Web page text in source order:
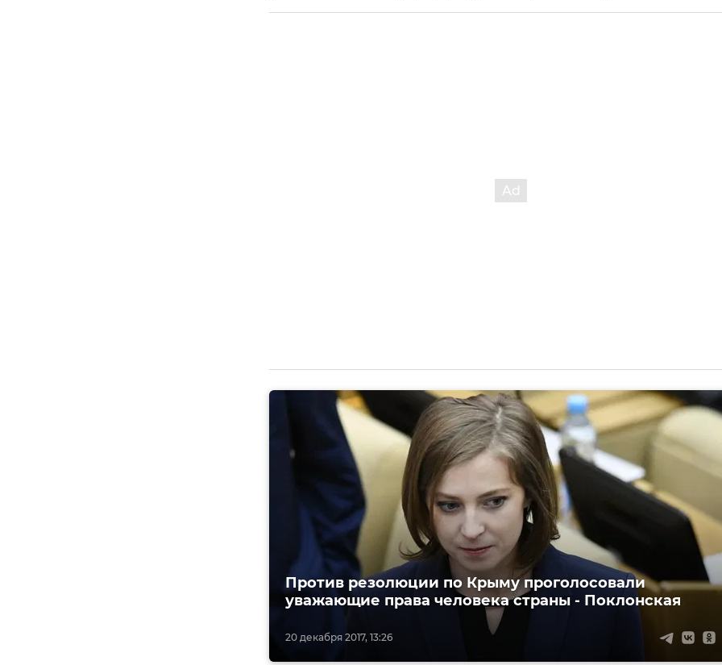
20 декабря 2017, 13:26
Против резолюции по Крыму проголосовали
уважающие права человека страны - Поклонская